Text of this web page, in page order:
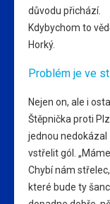
důvodu přichází.
Kdybychom to
Horký.
Problém je ve
Nejen on, ale i
Štěpnička proti
jednou nedokázal
vstřelit gól.
Chybí nám střelec,
které bude ty